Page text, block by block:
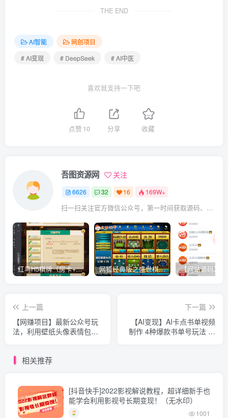
THE END
AI智能
网创项目
# AI变现
# DeepSeek # AI中医
喜欢就支持一下吧
点赞 10 分享 收藏
吾图资源网 关注
6626 32 16 169W+
扫一扫关注官方微信公众号，第一时间获取源码、网赚项目资源教程，自媒体等知识干货，让互联网创业赚钱更简单。
红鸟H5棋牌（房卡+金币）全套双模式游戏源码 网狐经典版之盛世棋牌完整游戏源码（包含文档、架设教程、网站、源代码等）
上一篇
【网赚项目】最新公众号玩
法，利用壁纸头像表情包等
下一篇
【AI变现】AI卡点书单视频
制作 4种爆款书单号玩法 保
相关推荐
[抖音快手]2022影视解说教程，超详细新手也
能学会利用影视号长期变现！（无水印）
1001